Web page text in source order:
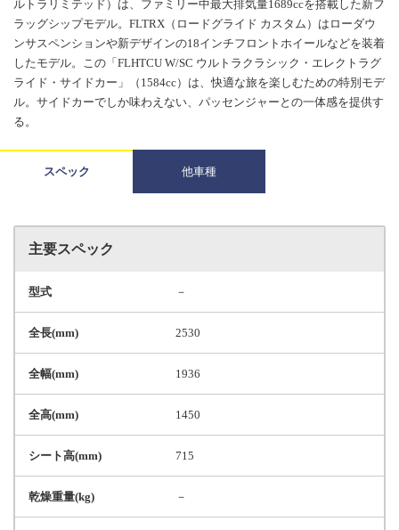
ルトラリミテッド）は、ファミリー中最大排気量1689ccを搭載した新フ
ラッグシップモデル。FLTRX（ロードグライド カスタム）はローダウ
ンサスペンションや新デザインの18インチフロントホイールなどを装着
したモデル。この「FLHTCU W/SC ウルトラクラシック・エレクトラグ
ライド・サイドカー」（1584cc）は、快適な旅を楽しむための特別モデ
ル。サイドカーでしか味わえない、パッセンジャーとの一体感を提供す
る。
スペック 他車種
主要スペック
型式 －
全長(mm) 2530
全幅(mm) 1936
全高(mm) 1450
シート高(mm) 715
乾燥重量(kg) －